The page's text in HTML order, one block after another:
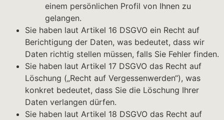
einem persönlichen Profil von Ihnen zu
gelangen.
Sie haben laut Artikel 16 DSGVO ein Recht auf
Berichtigung der Daten, was bedeutet, dass wir
Daten richtig stellen müssen, falls Sie Fehler finden.
Sie haben laut Artikel 17 DSGVO das Recht auf
Löschung („Recht auf Vergessenwerden“), was
konkret bedeutet, dass Sie die Löschung Ihrer
Daten verlangen dürfen.
Sie haben laut Artikel 18 DSGVO das Recht auf